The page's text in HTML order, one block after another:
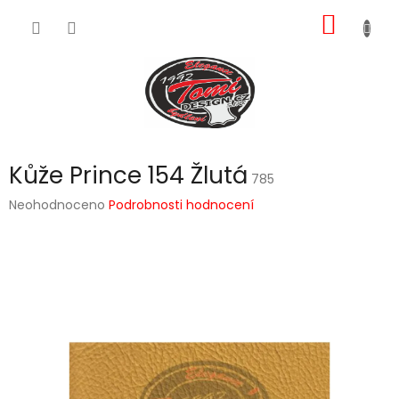
KOŠÍK
Kůže Prince 154 Žlutá 785
Průměrné
Neohodnoceno Podrobnosti hodnocení